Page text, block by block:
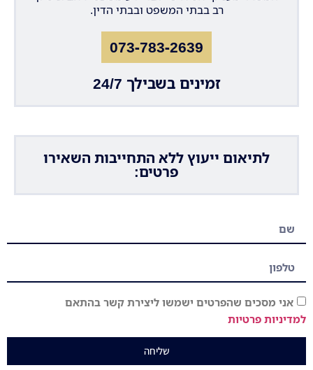
רב בבתי המשפט ובבתי הדין.
073-783-2639
זמינים בשבילך 24/7
לתיאום ייעוץ ללא התחייבות השאירו
פרטים:
אני מסכים שהפרטים ישמשו ליצירת קשר בהתאם
למדיניות פרטיות
שליחה